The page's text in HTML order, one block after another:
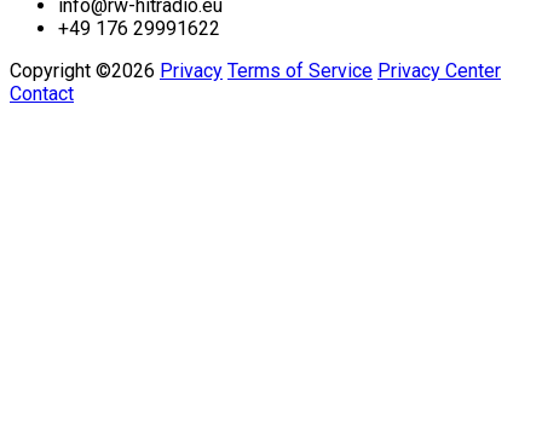
info@rw-hitradio.eu
+49 176 29991622
Copyright ©2026 Privacy Terms of Service Privacy Center
Contact